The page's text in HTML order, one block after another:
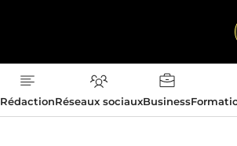
RédactionRéseaux sociauxBusiness